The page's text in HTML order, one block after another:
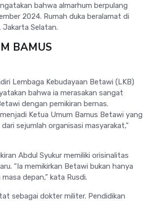
bahwa almarhum berpulang
2024. Rumah duka beralamat di
Jakarta Selatan.
BAMUS
Lembaga Kebudayaan Betawi (LKB)
bahwa ia merasakan sangat
dengan pemikiran bernas.
Ketua Umum Bamus Betawi yang
sejumlah organisasi masyarakat,”
Abdul Syukur memiliki orisinalitas
“Ia memikirkan Betawi bukan hanya
depan,” kata Rusdi.
sebagai dokter militer. Pendidikan